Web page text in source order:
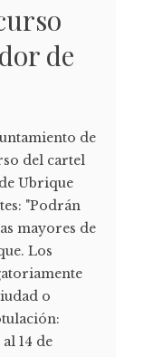
de
de
del cartel
Ubrique
"Podrán
mayores de
Los
o
14 de